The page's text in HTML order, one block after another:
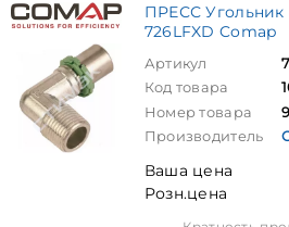
ПРЕСС Угольник
726LFXD Comap
Артикул
Код товара
Номер товара
Производитель
Ваша цена
Розн.цена